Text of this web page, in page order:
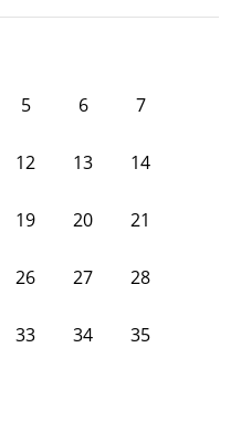
5 6 7
12 13 14
19 20 21
26 27 28
33 34 35